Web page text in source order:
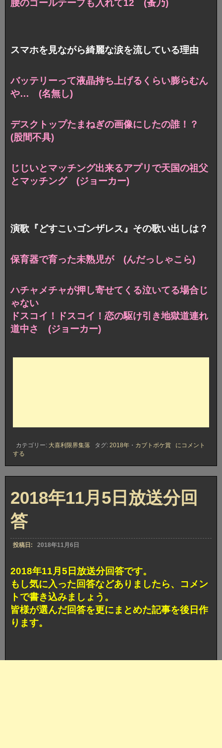
腰のゴールテープも入れて12 (蚤乃)
スマホを見ながら綺麗な涙を流している理由
バッテリーって液晶持ち上げるくらい膨らむん
や… (名無し)
デスクトップたまねぎの画像にしたの誰！？
(股間不具)
じじいとマッチング出来るアプリで天国の祖父
とマッチング (ジョーカー)
演歌『どすこいゴンザレス』その歌い出しは？
保育器で育った未熟児が (んだっしゃこら)
ハチャメチャが押し寄せてくる泣いてる場合じ
ゃない
ドスコイ！ドスコイ！恋の駆け引き地獄道連れ
道中さ (ジョーカー)
カテゴリー: 大喜利限界集落 タグ: 2018年 ・ カブトボケ賞
2018
月
5
放
送
分
にコメント
する
2018年11月5日放送分回
答
投稿日: 2018年11月6日
2018年11月5日放送分回答です。
もし気に入った回答などありましたら、コメン
トで書き込みましょう。
皆様が選んだ回答を更にまとめた記事を後日作
ります。